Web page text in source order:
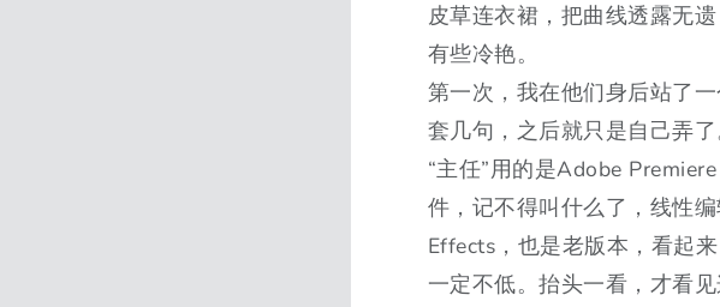
皮草连衣裙，把曲线透露无
有些冷艳。
第一次，我在他们身后站了
套几句，之后就只是自己弄了
“主任”用的是Adobe
件，记不得叫什么了，线性
Effects，也是老版本，看起
一定不低。抬头一看，才看